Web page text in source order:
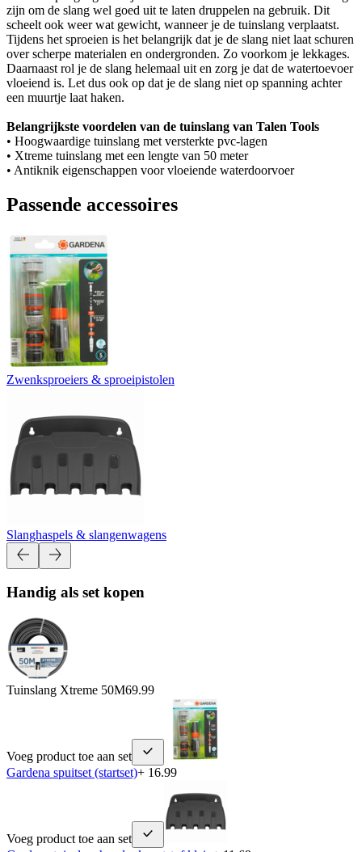
zijn om de slang wel goed uit te laten druppelen na gebruik. Dit
scheelt ook weer wat gewicht, wanneer je de tuinslang verplaatst.
Tijdens het sproeien is het belangrijk dat je de slang niet laat schuren
over scherpe materialen en ondergronden. Zo voorkom je lekkages.
Daarnaast rol je de slang helemaal uit en zorg je dat de watertoevoer
vloeiend is. Let dus ook op dat je de slang niet op spanning achter
een muurtje laat haken.
Belangrijkste voordelen van de tuinslang van Talen Tools
• Hoogwaardige tuinslang met versterkte pvc-lagen
• Xtreme tuinslang met een lengte van 50 meter
• Antiknik eigenschappen voor vloeiende waterdoorvoer
Passende accessoires
Zwenksproeiers & sproeipistolen
Slanghaspels & slangenwagens
Handig als set kopen
Tuinslang Xtreme 50M69.99
Voeg product toe aan set
Gardena spuitset (startset)+ 16.99
Voeg product toe aan set